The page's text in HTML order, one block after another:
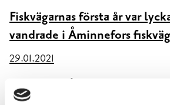
Fiskvägarnas första år var
vandrade i Åminnefors fiskväg
29.01.2021
Uppföljning av Åminnefors fiskväg gav
2300 vandrande fiskar som använde